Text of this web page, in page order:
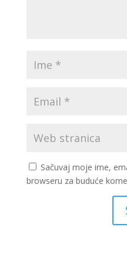
Sačuvaj moje ime,
browseru za buduće